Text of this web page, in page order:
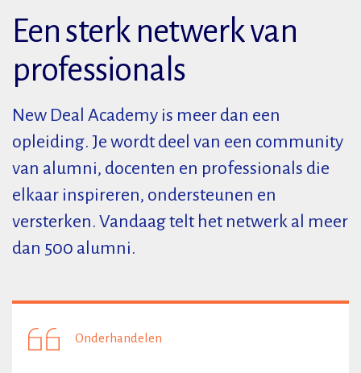
Een sterk netwerk van
professionals
New Deal Academy is meer dan een
opleiding. Je wordt deel van een community
van alumni, docenten en professionals die
elkaar inspireren, ondersteunen en
versterken. Vandaag telt het netwerk al meer
dan 500 alumni.
Onderhandelen